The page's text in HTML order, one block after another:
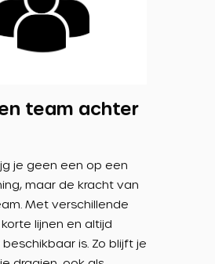
team achter
je geen een op een
maar de kracht van
Met verschillende
lijnen en altijd
is. Zo blijft je